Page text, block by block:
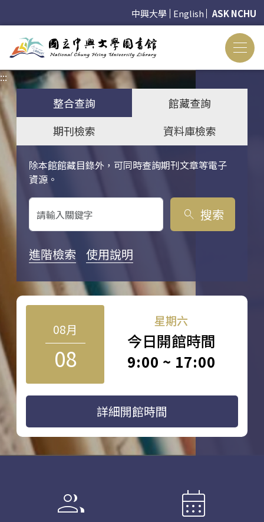
中興大學 English ASK NCHU
:::
整合查詢
館藏查詢
期刊檢索
資料庫檢索
除本館館藏目錄外，可同時查詢期刊文章等電子
資源。
關鍵字搜尋
search 搜索
進階檢索 使用說明
08月
08
星期六
今日開館時間
9:00 ~ 17:00
詳細開館時間
group calendar_month